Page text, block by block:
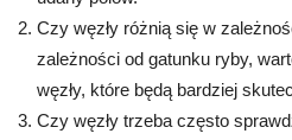
Czy węzły różnią się w
zależności od gatunku ryby,
węzły, które będą bardziej
Czy węzły trzeba często